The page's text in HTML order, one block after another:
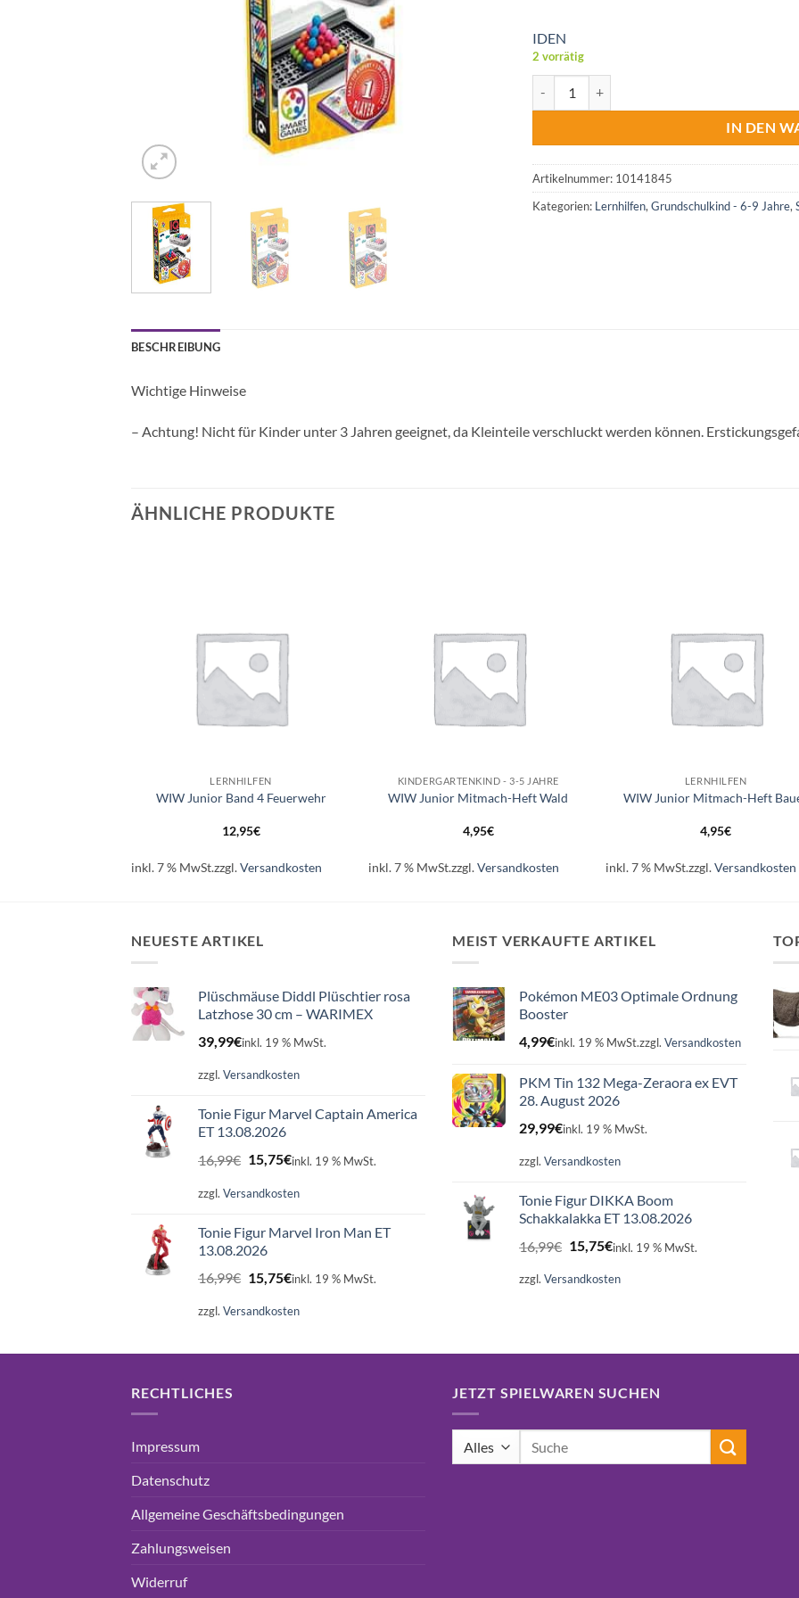
IDEN
2 vorrätig
IN DEN
Artikelnummer: 10141845
Kategorien: Lernhilfen, Grundschulkind - 6-9 Jahre,
BESCHREIBUNG
Wichtige Hinweise
– Achtung! Nicht für Kinder unter 3 Jahren geeignet, da Kleinteile verschluckt werden können.
ÄHNLICHE PRODUKTE
LERNHILFEN
WIW Junior Band 4 Feuerwehr
12,95€
inkl. 7 % MwSt.zzgl.Versandkosten
KINDERGARTENKIND - 3-5 JAHRE
WIW Junior Mitmach-Heft Wald
4,95€
inkl. 7 % MwSt.zzgl.Versandkosten
LERNHILFEN
WIW Junior Mitmach-Heft
4,95€
inkl. 7 % MwSt.zzgl.Versandkosten
NEUESTE ARTIKEL
Plüschmäuse Diddl Plüschtier rosa
Latzhose 30 cm – WARIMEX
39,99€inkl. 19 % MwSt.
zzgl. Versandkosten
Tonie Figur Marvel Captain America
ET 13.08.2026
16,99€ Ursprünglicher
war:
15,75€Aktueller
ist:
inkl. 19 % MwSt.
zzgl. Versandkosten
Tonie Figur Marvel Iron Man ET
13.08.2026
16,99€ Ursprünglicher
Preis
war:
15,75€Aktueller
ist:
inkl. 19 % MwSt.
zzgl. Versandkosten
MEIST VERKAUFTE ARTIKEL
Pokémon ME03 Optimale Ordnung
Booster
4,99€inkl. 19 % MwSt.zzgl. Versandkosten
PKM Tin 132 Mega-Zeraora ex EVT
28. August 2026
29,99€inkl. 19 % MwSt.
zzgl. Versandkosten
Tonie Figur DIKKA Boom
Schakkalakka ET 13.08.2026
16,99€ Ursprünglicher
war:
15,75€Aktueller
ist:
inkl. 19 % MwSt.
zzgl. Versandkosten
RECHTLICHES
Impressum
Datenschutz
Allgemeine Geschäftsbedingungen
Zahlungsweisen
Widerruf
JETZT SPIELWAREN SUCHEN